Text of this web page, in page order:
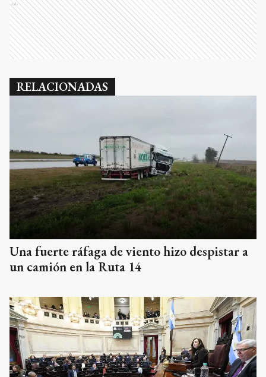
Ads
RELACIONADAS
Una fuerte ráfaga de viento hizo despistar a
un camión en la Ruta 14